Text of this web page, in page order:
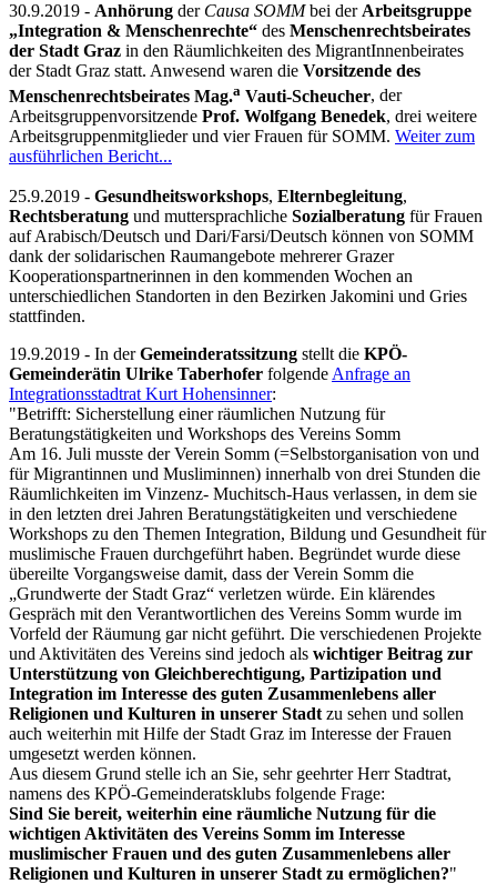
30.9.2019 - Anhörung der Causa SOMMbei derArbeitsgruppe
„Integration & Menschenrechte“ des Menschenrechtsbeirates
der Stadt Graz in den Räumlichkeiten des MigrantInnenbeirates
der Stadt Graz statt. Anwesend waren die Vorsitzende des
Menschenrechtsbeirates Mag.a Vauti-Scheucher, der
Arbeitsgruppenvorsitzende Prof. Wolfgang Benedek, drei weitere
Arbeitsgruppenmitglieder und vier Frauen für SOMM. Weiter zum
ausführlichen Bericht...
25.9.2019 - Gesundheitsworkshops, Elternbegleitung,
Rechtsberatung und muttersprachliche Sozialberatung für Frauen
auf Arabisch/Deutsch und Dari/Farsi/Deutsch können von SOMM
dank der solidarischen Raumangebote mehrerer Grazer
Kooperationspartnerinnen in den kommenden Wochen an
unterschiedlichen Standorten in den Bezirken Jakomini und Gries
stattfinden.
19.9.2019 - In derGemeinderatssitzung stellt die KPÖ-
Gemeinderätin Ulrike Taberhofer folgende Anfrage an
Integrationsstadtrat Kurt Hohensinner:
"Betrifft: Sicherstellung einer räumlichen Nutzung für
Beratungstätigkeiten und Workshops des Vereins Somm
Am 16. Juli musste der Verein Somm (=Selbstorganisation von und
für Migrantinnen und Musliminnen) innerhalb von drei Stunden die
Räumlichkeiten im Vinzenz- Muchitsch-Haus verlassen, in dem sie
in den letzten drei Jahren Beratungstätigkeiten und verschiedene
Workshops zu den Themen Integration, Bildung und Gesundheit für
muslimische Frauen durchgeführt haben. Begründet wurde diese
übereilte Vorgangsweise damit, dass der Verein Somm die
„Grundwerte der Stadt Graz“ verletzen würde. Ein klärendes
Gespräch mit den Verantwortlichen des Vereins Somm wurde im
Vorfeld der Räumung gar nicht geführt. Die verschiedenen Projekte
und Aktivitäten des Vereins sind jedoch als wichtiger Beitrag zur
Unterstützung von Gleichberechtigung, Partizipation und
Integration im Interesse des guten Zusammenlebens aller
Religionen und Kulturen in unserer Stadt zu sehen und sollen
auch weiterhin mit Hilfe der Stadt Graz im Interesse der Frauen
umgesetzt werden können.
Aus diesem Grund stelle ich an Sie, sehr geehrter Herr Stadtrat,
namens des KPÖ-Gemeinderatsklubs folgende Frage:
Sind Sie bereit, weiterhin eine räumliche Nutzung für die
wichtigen Aktivitäten des Vereins Somm im Interesse
muslimischer Frauen und des guten Zusammenlebens aller
Religionen und Kulturen in unserer Stadt zu ermöglichen?"